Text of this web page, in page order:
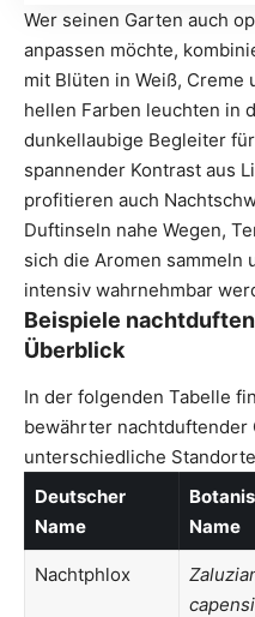
Wer seinen Garten auch
anpassen möchte,
mit Blüten in Weiß, Creme
hellen Farben leuchten in
dunkellaubige Begleiter
spannender Kontrast aus
profitieren auch
Duftinseln nahe Wegen,
sich die Aromen sammeln
intensiv wahrnehmbar
Beispiele
Überblick
In der folgenden Tabelle
bewährter nachtduftender
unterschiedliche
Deutscher
Name
Name
Nachtphlox